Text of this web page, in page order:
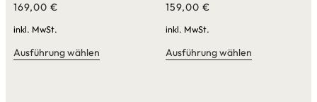
169,00 €
inkl. MwSt.
Ausführung wählen
159,00 €
inkl. MwSt.
Ausführung wählen